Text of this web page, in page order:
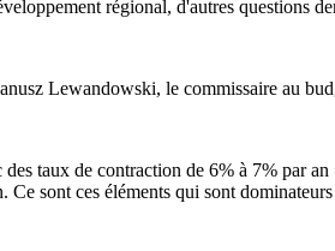
régional, d'autres questions
Lewandowski, le commissaire au
taux de contraction de 6% à 7% par an
Ce sont ces éléments qui sont